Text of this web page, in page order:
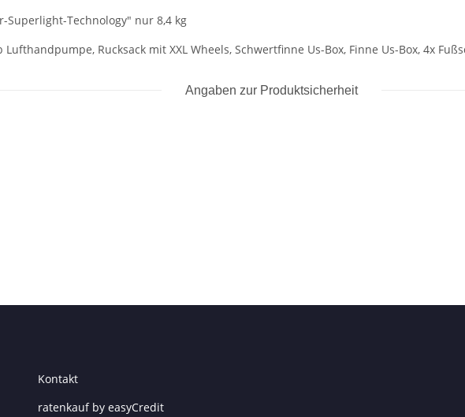
Superlight-Technology" nur 8,4 kg
Rucksack mit XXL Wheels, Schwertfinne Us-Box, Finne Us-Box, 4x
Angaben zur Produktsicherheit
Kontakt
ratenkauf by easyCredit